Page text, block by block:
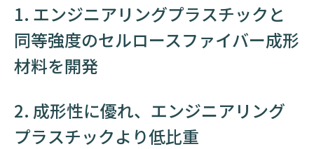
1. エンジニアリングプラスチックと
同等強度のセルロースファイバー成形
材料を開発
2. 成形性に優れ、エンジニアリング
プラスチックより低比重